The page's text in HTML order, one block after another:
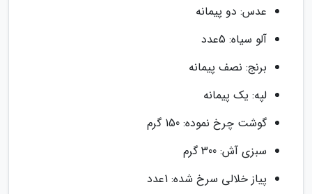
عدس: دو پیمانه
آلو سیاه: 5عدد
برنج: نصف پیمانه
لپه: یک پیمانه
گوشت چرخ نموده: 150 گرم
سبزی آش: 300 گرم
پیاز خلالی سرخ شده: 1عدد